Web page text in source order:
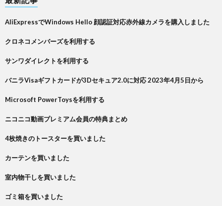
AliExpressでWindows Hello 顔認証対応赤外線カメラを購入しました
クロネコメンバーズを利用する
サンワダイレクトを利用する
バニラVisaギフトカードが3Dセキュア2.0に対応 2023年4月5日から
Microsoft PowerToysを利用する
ニコニコ動画プレミアム会員の特典まとめ
4枚焼きのトースターを買いました
カーテンを買いました
室内物干しを買いました
ゴミ箱を買いました